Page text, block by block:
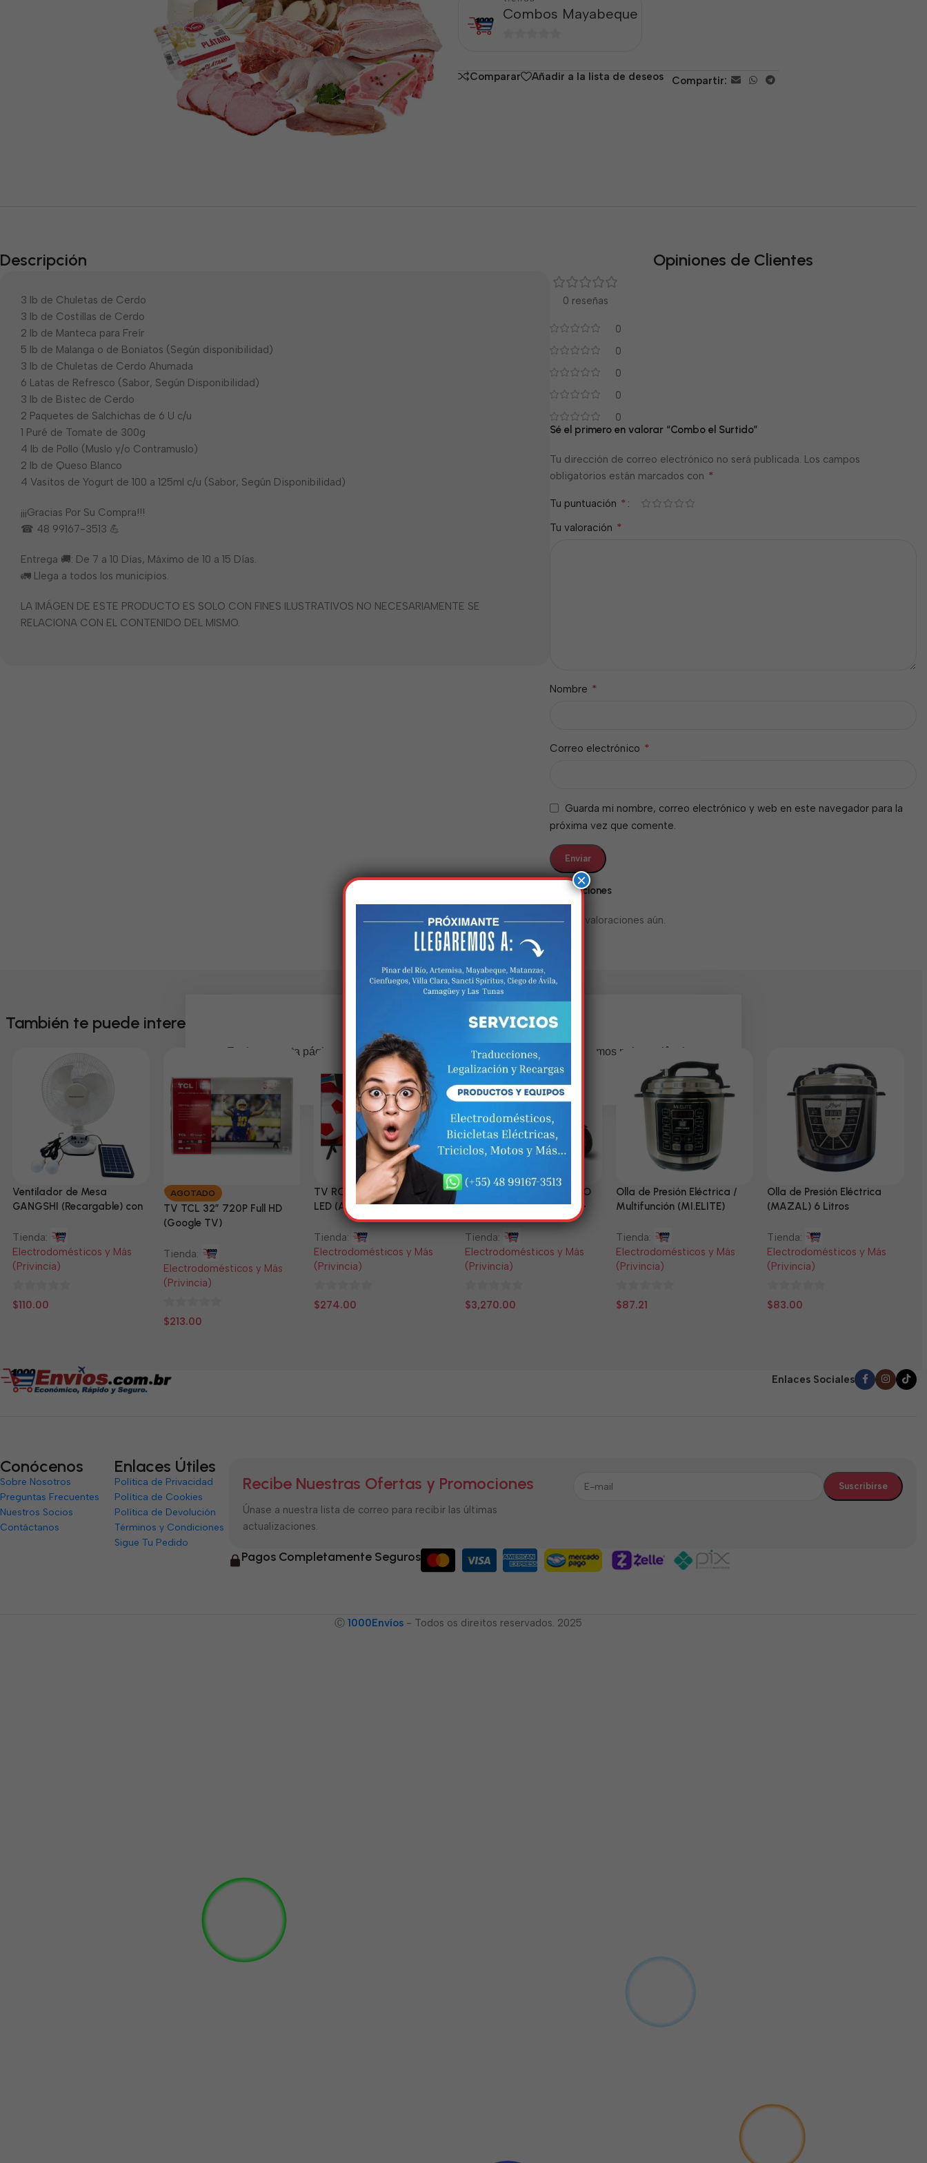
Combos Mayabeque
5
Comparar Añadir a la lista de deseos Compartir:
Descripción
3 lb de Chuletas de Cerdo
3 lb de Costillas de Cerdo
2 lb de Manteca para Freír
5 lb de Malanga o de Boniatos (Según disponibilidad)
3 lb de Chuletas de Cerdo Ahumada
6 Latas de Refresco (Sabor, Según Disponibilidad)
3 lb de Bistec de Cerdo
2 Paquetes de Salchichas de 6 U c/u
1 Puré de Tomate de 300g
4 lb de Pollo (Muslo y/o Contramuslo)
2 lb de Queso Blanco
4 Vasitos de Yogurt de 100 a 125ml c/u (Sabor, Según Disponibilidad)
¡¡¡Gracias Por Su Compra!!!
☎ 48 99167-3513 💪
Entrega 🚚: De 7 a 10 Días, Máximo de 10 a 15 Días.
🚛 Llega a todos los municipios.
LA IMÁGEN DE ESTE PRODUCTO ES SOLO CON FINES ILUSTRATIVOS NO NECESARIAMENTE SE
RELACIONA CON EL CONTENIDO DEL MISMO.
Opiniones de Clientes
0 reseñas
0
0
0
0
0
Valoraciones
No hay valoraciones aún.
Sé el primero en valorar “Combo el Surtido”
Tu dirección de correo electrónico no será publicada. Los campos
obligatorios están marcados con *
Tu puntuación *
Tu valoración *
Nombre *
Correo electrónico *
Guarda mi nombre, correo electrónico y web en este navegador para la
próxima vez que comente.
También te puede interesar
Ventilador de Mesa
GANGSHI (Recargable) con
Tienda:
Electrodomésticos y Más
(Privincia)
0
$110.00
AGOTADO
TV TCL 32” 720P Full HD
(Google TV)
Tienda:
Electrodomésticos y Más
(Privincia)
0
$213.00
TV RCA 43” 1080P Full HD
LED (Android Smart TV)
Tienda:
Electrodomésticos y Más
(Privincia)
0
$274.00
Triciclo Eléctrico (MODELO
ZJ150-R) 60V/45~52AH-
1200W
Tienda:
Electrodomésticos y Más
(Privincia)
0
$3,270.00
Olla de Presión Eléctrica /
Multifunción (MI.ELITE)
Tienda:
Electrodomésticos y Más
(Privincia)
0
$87.21
Olla de Presión Eléctrica
(MAZAL) 6 Litros
Tienda:
Electrodomésticos y Más
(Privincia)
0
$83.00
Enlaces Sociales
Conócenos
Sobre Nosotros
Preguntas Frecuentes
Nuestros Socios
Contáctanos
Enlaces Útiles
Política de Privacidad
Política de Cookies
Política de Devolución
Términos y Condiciones
Sigue Tu Pedido
Recibe Nuestras Ofertas y Promociones
Únase a nuestra lista de correo para recibir las últimas
actualizaciones.
Pagos Completamente Seguros
Ⓒ 1000Envíos - Todos os direitos reservados. 2025
×
Estamos trabalhando nisso!
Em breve, esta página estará disponível com novidades incríveis. Agradecemos pela paciência e
compreensão.